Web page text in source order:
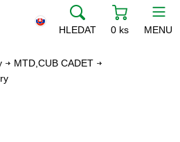
HLEDAT 0 ks MENU
MTD,CUB CADET